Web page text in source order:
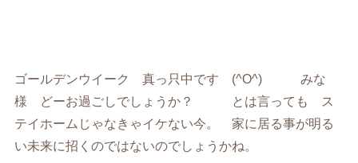
ゴールデンウイーク 真っ只中です (^O^) みな
様 どーお過ごしでしょうか？ とは言っても ス
テイホームじゃなきゃイケない今。 家に居る事が明る
い未来に招くのではないのでしょうかね。